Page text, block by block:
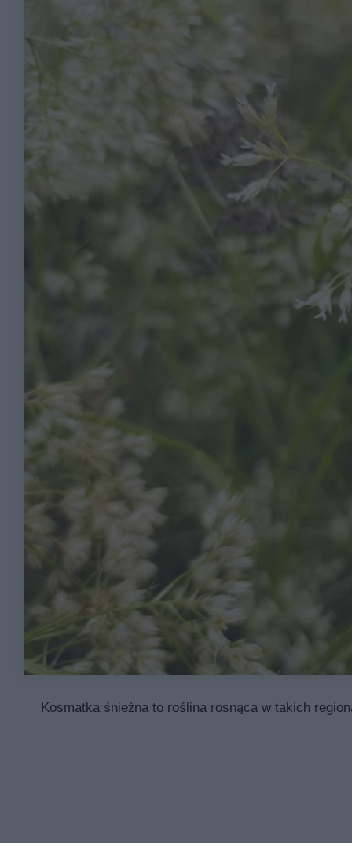
Kosmatka śnieżna to roślina rosnąca w takich